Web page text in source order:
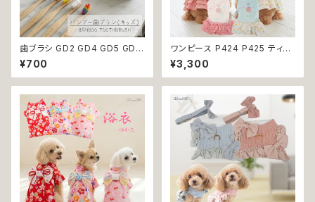
歯ブラシ GD2 GD4 GD5 GD6
GD8 ハンブー歯ブラシ THE H
UMBLE CO.キッズ 子ども バン
ブー 竹 口腔ケア 植物由来原料
¥700
ワンピース P424 P425 ティア
ード ドット 水玉 ハンドメイド ド
ッグウェア 春夏 ドッグウエア ド
ッグ ウェア 犬 猫 ペット 服 犬服
服 小型 おしゃれ かわいい 返品
交換不可
¥3,300